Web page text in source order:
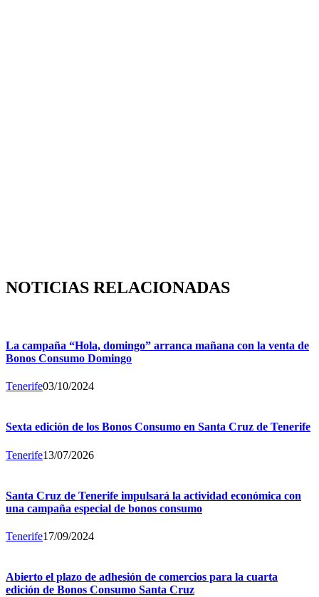
NOTICIAS RELACIONADAS
La campaña “Hola, domingo” arranca mañana con la venta de
Bonos Consumo Domingo
Tenerife03/10/2024
Sexta edición de los Bonos Consumo en Santa Cruz de Tenerife
Tenerife13/07/2026
Santa Cruz de Tenerife impulsará la actividad económica con
una campaña especial de bonos consumo
Tenerife17/09/2024
Abierto el plazo de adhesión de comercios para la cuarta
edición de Bonos Consumo Santa Cruz